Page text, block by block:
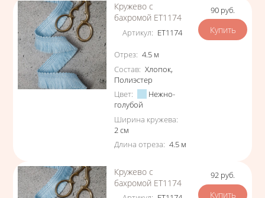
Кружево с
бахромой ЕТ1174
Артикул: ЕТ1174
Характеристики
Отрез: 4.5 м
Состав: Хлопок,
Полиэстер
Цвет:
Нежно-
голубой
Ширина кружева:
2см
Длина отреза: 4.5 м
Цена
90 руб.
Кружево с
бахромой ЕТ1174
Цена
92 руб.